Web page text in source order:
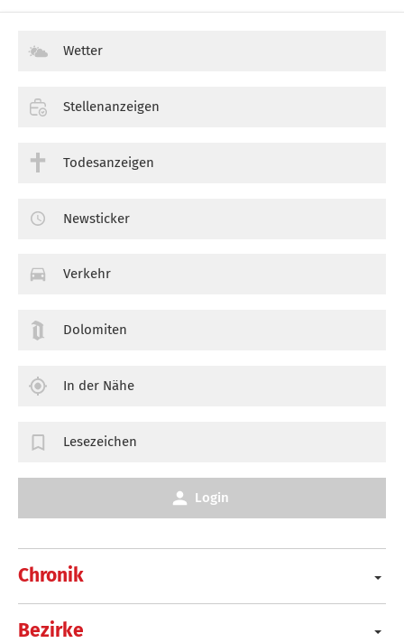
Chronik
Bezirke
Wetter
Stellenanzeigen
Todesanzeigen
Newsticker
Verkehr
Dolomiten
In der Nähe
Lesezeichen
Login